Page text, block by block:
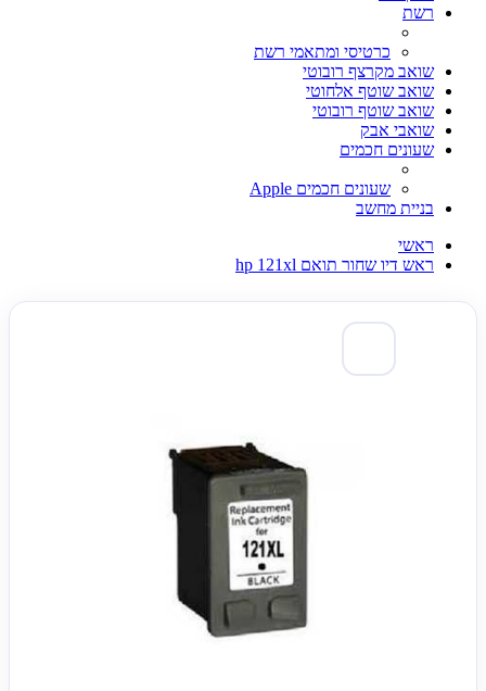
רשת
כרטיסי ומתאמי רשת
שואב מקרצף רובוטי
שואב שוטף אלחוטי
שואב שוטף רובוטי
שואבי אבק
שעונים חכמים
שעונים חכמים Apple
בניית מחשב
ראשי
ראש דיו שחור תואם hp 121xl